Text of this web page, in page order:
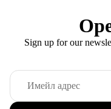
Sign up for our